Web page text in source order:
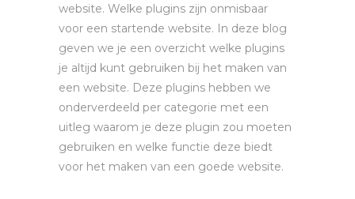
website. Welke plugins zijn onmisbaar
voor een startende website. In deze blog
geven we je een overzicht welke plugins
je altijd kunt gebruiken bij het maken van
een website. Deze plugins hebben we
onderverdeeld per categorie met een
uitleg waarom je deze plugin zou moeten
gebruiken en welke functie deze biedt
voor het maken van een goede website.